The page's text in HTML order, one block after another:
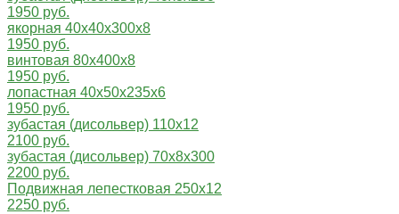
1950 руб.
якорная 40х40х300х8
1950 руб.
винтовая 80х400х8
1950 руб.
лопастная 40х50х235х6
1950 руб.
зубастая (дисольвер) 110х12
2100 руб.
зубастая (дисольвер) 70х8х300
2200 руб.
Подвижная лепестковая 250х12
2250 руб.